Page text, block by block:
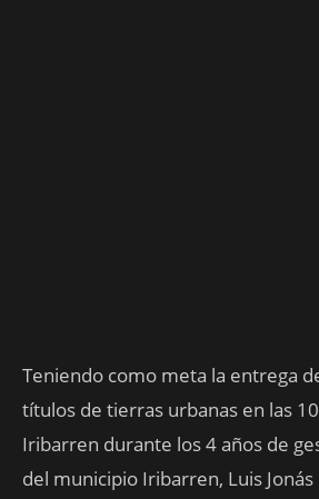
Teniendo como meta la entrega
títulos de tierras urbanas en las
Iribarren durante los 4 años de
del municipio Iribarren, Luis Jonás